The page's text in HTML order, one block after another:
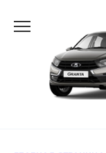
содержанию